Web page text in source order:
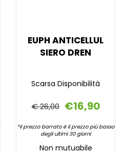
EUPH ANTICELLUL
SIERO DREN
Scarsa Disponibilità
€ 26,00 €16,90
*il prezzo barrato è il prezzo più basso
degli ultimi 30 giorni
Non mutuabile